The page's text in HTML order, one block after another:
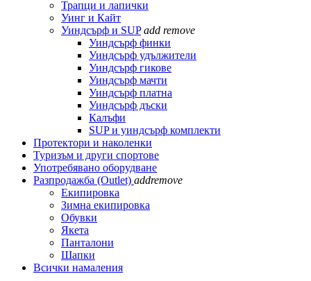
Трапци и лапички
Уинг и Кайт
Уиндсърф и SUP add remove
Уиндсърф финки
Уиндсърф удължители
Уиндсърф гикове
Уиндсърф мачти
Уиндсърф платна
Уиндсърф дъски
Калъфи
SUP и уиндсърф комплекти
Протектори и наколенки
Туризъм и други спортове
Употребявано оборудване
Разпродажба (Outlet) addremove
Екипировка
Зимна екипировка
Обувки
Якета
Панталони
Шапки
Всички намаления